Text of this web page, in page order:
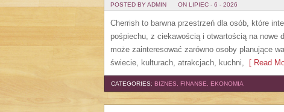
POSTED BY ADMIN ON LIPIEC - 6 - 2026
Cherrish to barwna przestrzeń dla osób, które
pośpiechu, z ciekawością i otwartością na nowe
może zainteresować zarówno osoby planujące
świecie, kulturach, atrakcjach, kuchni, [ Read
CATEGORIES: BIZNES, FINANSE, EKONOMIA